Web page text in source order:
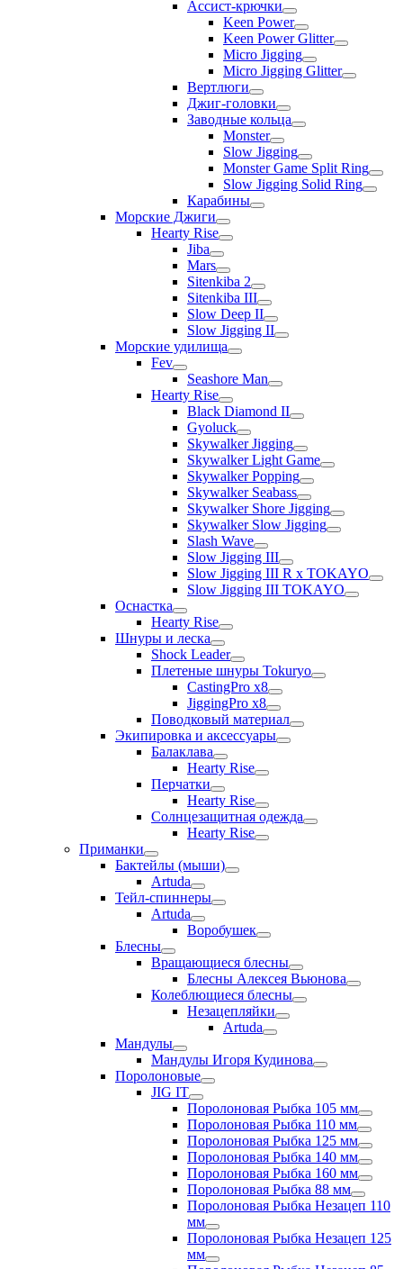
Ассист-крючки
Keen Power
Keen Power Glitter
Micro Jigging
Micro Jigging Glitter
Вертлюги
Джиг-головки
Заводные кольца
Monster
Slow Jigging
Monster Game Split Ring
Slow Jigging Solid Ring
Карабины
Морские Джиги
Hearty Rise
Jiba
Mars
Sitenkiba 2
Sitenkiba III
Slow Deep II
Slow Jigging II
Морские удилища
Fev
Seashore Man
Hearty Rise
Black Diamond II
Gyoluck
Skywalker Jigging
Skywalker Light Game
Skywalker Popping
Skywalker Seabass
Skywalker Shore Jigging
Skywalker Slow Jigging
Slash Wave
Slow Jigging III
Slow Jigging III R x TOKAYO
Slow Jigging III TOKAYO
Оснастка
Hearty Rise
Шнуры и леска
Shock Leader
Плетеные шнуры Tokuryo
CastingPro x8
JiggingPro x8
Поводковый материал
Экипировка и аксессуары
Балаклава
Hearty Rise
Перчатки
Hearty Rise
Солнцезащитная одежда
Hearty Rise
Приманки
Бактейлы (мыши)
Artuda
Тейл-спиннеры
Artuda
Воробушек
Блесны
Вращающиеся блесны
Блесны Алексея Вьюнова
Колеблющиеся блесны
Незацепляйки
Artuda
Мандулы
Мандулы Игоря Кудинова
Поролоновые
JIG IT
Поролоновая Рыбка 105 мм
Поролоновая Рыбка 110 мм
Поролоновая Рыбка 125 мм
Поролоновая Рыбка 140 мм
Поролоновая Рыбка 160 мм
Поролоновая Рыбка 88 мм
Поролоновая Рыбка Незацеп 110
мм
Поролоновая Рыбка Незацеп 125
мм